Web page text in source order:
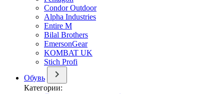
Condor Outdoor
Alpha Industries
Entire M
Bilal Brothers
EmersonGear
KOMBAT UK
Stich Profi
Обувь
Категории: